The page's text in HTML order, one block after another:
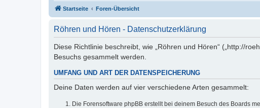
Startseite Foren-Übersicht
Röhren und Hören - Datenschutzerklärung
Diese Richtlinie beschreibt, wie „Röhren und Hören“ („http://
Besuchs gesammelt werden.
UMFANG UND ART DER DATENSPEICHERUNG
Deine Daten werden auf vier verschiedene Arten gesammelt:
Die Forensoftware phpBB erstellt bei deinem Besuch des Boards